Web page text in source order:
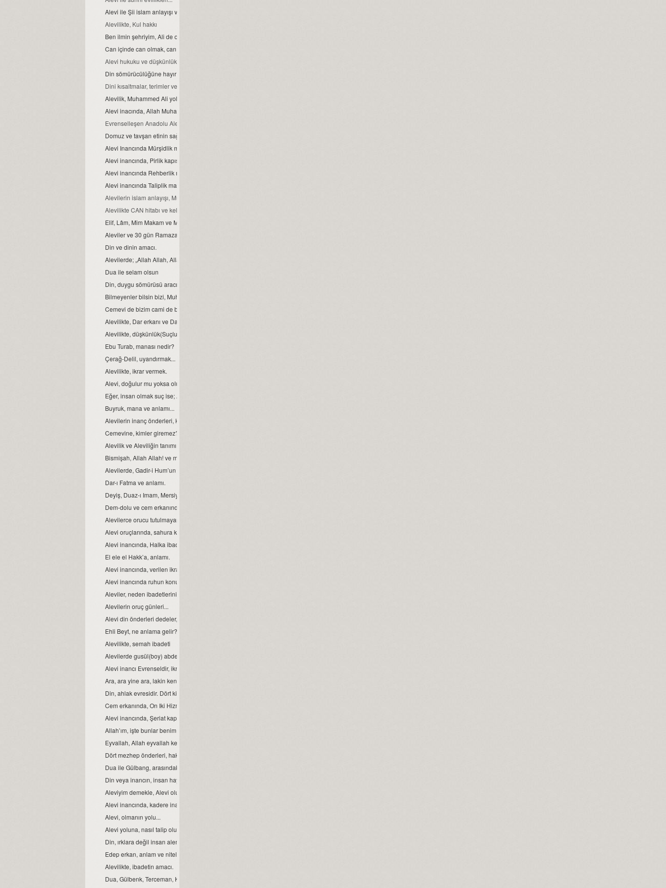
Alevi ile Şii islam anlayışı ve farklar...
Alevilikte, Kul hakkı
Ben ilmin şehriyim, Ali de o şehrin kapısıdır...
Can içinde can olmak, can ve can gözü manaları…
Alevi hukuku ve düşkünlük
Din sömürücülüğüne hayır
Dini kısaltmalar, terimler ve anlamları
Alevilik, Muhammed Ali yoludur
Alevi inacında, Allah Muhammed ve Şahı Merdan Ali.
Evrenselleşen Anadolu Aleviliği
Domuz ve tavşan etinin sağlığa zararları
Alevi Inancında Mürşidlik makamı
Alevi inancında, Pirlik kapısı.
Alevi inancında Rehberlik makamı
Alevi inancında Taliplik makamı
Alevilerin islam anlayışı, Muhammed Ali islamıdır.
Alevilikte CAN hitabı ve kelime manası
Elif, Lâm, Mim Makam ve Manaları
Aleviler ve 30 gün Ramazan orucu.
Din ve dinin amacı.
Alevilerde; „Allah Allah, Allah eyvallah, Aşk ile, Aşk-ı niyazımla, Hu erenler ve Can“ hitap ve manaları.
Dua ile selam olsun
Din, duygu sömürüsü aracı değil ve olmamalıdır.
Bilmeyenler bilsin bizi, Muhammed Ali diyenlerdeniz biz.
Cemevi de bizim cami de bizim demek, büyük bir yanlışlıktır...
Alevilikte, Dar erkanı ve Dar duruşları…
Alevilikte, düşkünlük(Suçluluk hali).
Ebu Turab, manası nedir?
Çerağ-Delil, uyandırmak...
Alevilikte, ikrar vermek.
Alevi, doğulur mu yoksa olunur mu?
Eğer, insan olmak suç ise; Aleviler bu suçu, Kerbela'da kabullendiler
Buyruk, mana ve anlamı...
Alevilerin inanç önderleri, kimlerdir?
Cemevine, kimler giremez?
Alevilik ve Aleviliğin tanımı...
Bismişah, Allah Allah! ve manası.
Alevilerde, Gadir-i Hum’un önemi
Dar-ı Fatma ve anlamı.
Deyiş, Duaz-ı Imam, Mersiye, Ağıt, gibi nefeslerin Alevi inancındaki yeri nedir?
Dem-dolu ve cem erkanında, dağıtılan suyun manası...
Alevilerce orucu tutulmayan Ramazan’ın bayramını kutlamaları, gerçeği yansıtmıyor.
Alevi oruçlarında, sahura kalmak yoktur ve matem ayında dikkat edilmesi gereken hususlar.
Alevi inancında, Halka ibadeti ve semahın konumnu...
El ele el Hakk’a, anlamı.
Alevi inancında, verilen ikrarın manası.
Alevi inancında ruhun konumu, anlam ve önemi…
Aleviler, neden ibadetlerini camide yapmazlar?
Alevilerin oruç günleri...
Alevi din önderleri dedeler, kimin soyundan gelirler?
Ehli Beyt, ne anlama gelir?
Alevilikte, semah ibadeti
Alevilerde gusül(boy) abdesti, haremlik ve selamlık.
Alevi inancı Evrenseldir, ikrar verenler de Evrensel düşünmelidir.
Ara, ara yine ara, lakin kendinde ara...
Din, ahlak evresidir. Dört kitap ise, ahlakın evrelerdir.
Cem erkanında, On Iki Hizmetten biri de semahtır...
Alevi inancında, Şeriat kapısı.
Allah’ım, işte bunlar benim Ehli Beyt’imdir...
Eyvallah, Allah eyvallah kelime anlamları.
Dört mezhep önderleri, hakkında.
Dua ile Gülbang, arasındaki fark.
Din veya inancın, insan hayatındaki yeri ve önemi.
Aleviyim demekle, Alevi olunmaz.
Alevi inancında, kadere inanmak veya kadercilik var mıdır?
Alevi, olmanın yolu...
Alevi yoluna, nasıl talip olunur?
Din, ırklara değil insan alemine inmiştir.
Edep erkan, anlam ve nitelikleri.
Alevilikte, ibadetin amacı.
Dua, Gülbenk, Terceman, Kelime-i Tevhid ve Salavat manaları...